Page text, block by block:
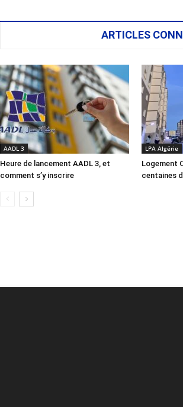
ARTICLES
AADL 3
Heure de lancement AADL 3, et
comment s’y inscrire
LPA Algérie
Logement
centaines